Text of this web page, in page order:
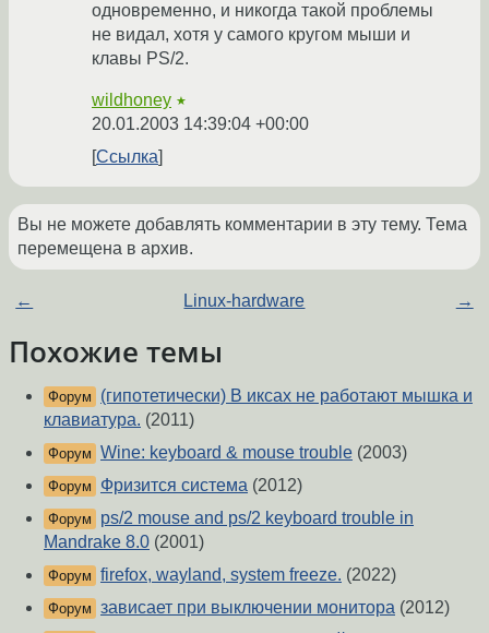
одновременно, и никогда такой проблемы
не видал, хотя у самого кругом мыши и
клавы PS/2.
wildhoney ★
20.01.2003 14:39:04 +00:00
Ссылка
Вы не можете добавлять комментарии в эту тему. Тема
перемещена в архив.
← Linux-hardware →
Похожие темы
Форум
(гипотетически) В иксах не работают мышка и
клавиатура. (2011)
Форум Wine: keyboard & mouse trouble (2003)
Форум Фризится система (2012)
Форум
ps/2 mouse and ps/2 keyboard trouble in
Mandrake 8.0 (2001)
Форум firefox, wayland, system freeze. (2022)
Форум зависает при выключении монитора (2012)